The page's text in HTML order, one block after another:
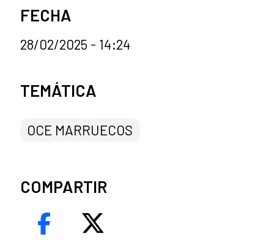
FECHA
28/02/2025 - 14:24
Categorías de la noticia
TEMÁTICA
OCE MARRUECOS
COMPARTIR